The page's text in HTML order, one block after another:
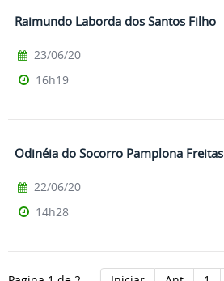
Raimundo Laborda dos Santos Filho
23/06/20
16h19
Odinéia do Socorro Pamplona Freitas
22/06/20
14h28